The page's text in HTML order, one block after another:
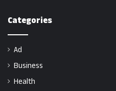
Categories
Ad
Business
Health